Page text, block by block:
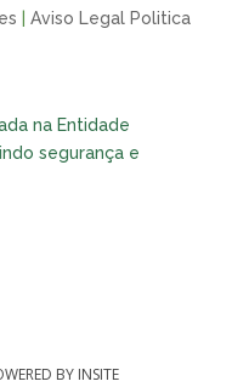
Aviso Legal Politica
na Entidade
segurança e
BY INSITE